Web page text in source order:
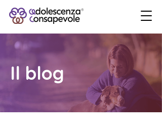
Il blog